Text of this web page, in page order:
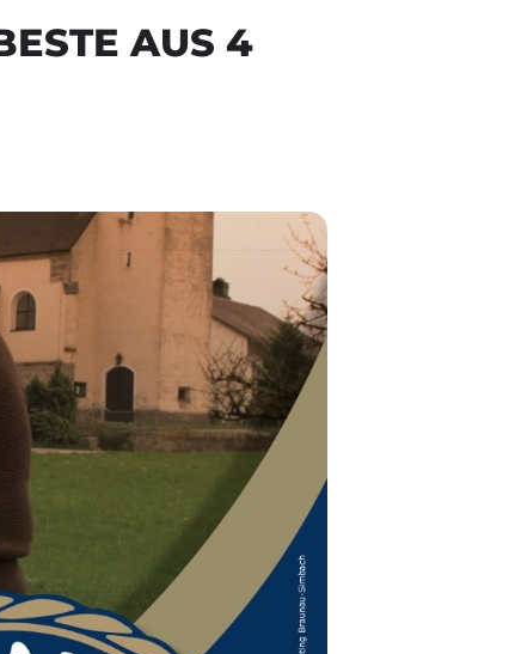
AUS 4